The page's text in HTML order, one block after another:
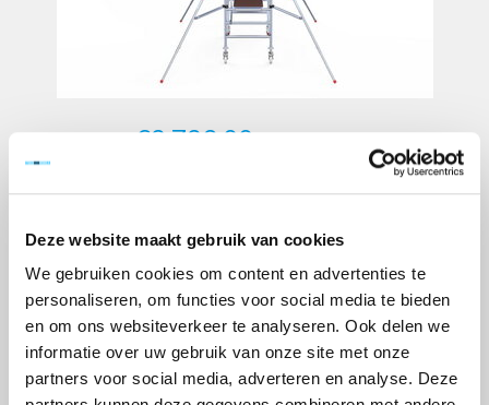
Deze website maakt gebruik van cookies
We gebruiken cookies om content en advertenties te
personaliseren, om functies voor social media te bieden
en om ons websiteverkeer te analyseren. Ook delen we
informatie over uw gebruik van onze site met onze
partners voor social media, adverteren en analyse. Deze
€2.729,00
Artikelnummer:
110120-F
Merk:
Euroscaffold
+ -
TOEVOEGEN AAN WINKELWAGEN
> Verlanglijst